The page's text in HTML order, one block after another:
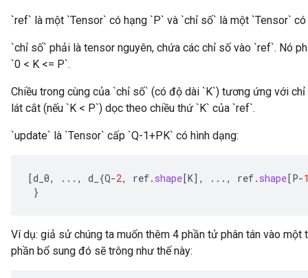
`ref` là một `Tensor` có hạng `P` và `chỉ số` là một `Tensor` có
`chỉ số` phải là tensor nguyên, chứa các chỉ số vào `ref`. Nó
`0 < K <= P`.
Chiều trong cùng của `chỉ số` (có độ dài `K`) tương ứng với
lát cắt (nếu `K < P`) dọc theo chiều thứ `K` của `ref`.
`update` là `Tensor` cấp `Q-1+PK` có hình dạng:
[d_0, ..., d_ {Q-2, ref. shape[K] , ..., ref. shape[P-
}
Ví dụ: giả sử chúng ta muốn thêm 4 phần tử phân tán vào một
phần bổ sung đó sẽ trông như thế này: